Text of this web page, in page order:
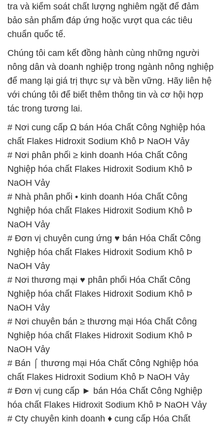
tra và kiểm soát chất lượng nghiêm ngặt để đảm
bảo sản phẩm đáp ứng hoặc vượt qua các tiêu
chuẩn quốc tế.
Chúng tôi cam kết đồng hành cùng những người
nông dân và doanh nghiệp trong ngành nông nghiệp
để mang lại giá trị thực sự và bền vững. Hãy liên hệ
với chúng tôi để biết thêm thông tin và cơ hội hợp
tác trong tương lai.
# Nơi cung cấp Ω bán Hóa Chất Công Nghiệp hóa
chất Flakes Hidroxit Sodium Khô Þ NaOH Vảy
# Nơi phân phối ≥ kinh doanh Hóa Chất Công
Nghiệp hóa chất Flakes Hidroxit Sodium Khô Þ
NaOH Vảy
# Nhà phân phối • kinh doanh Hóa Chất Công
Nghiệp hóa chất Flakes Hidroxit Sodium Khô Þ
NaOH Vảy
# Đơn vị chuyên cung ứng ♥ bán Hóa Chất Công
Nghiệp hóa chất Flakes Hidroxit Sodium Khô Þ
NaOH Vảy
# Nơi thương mại ♥ phân phối Hóa Chất Công
Nghiệp hóa chất Flakes Hidroxit Sodium Khô Þ
NaOH Vảy
# Nơi chuyên bán ≥ thương mại Hóa Chất Công
Nghiệp hóa chất Flakes Hidroxit Sodium Khô Þ
NaOH Vảy
# Bán ⌠ thương mại Hóa Chất Công Nghiệp hóa
chất Flakes Hidroxit Sodium Khô Þ NaOH Vảy
# Đơn vị cung cấp ► bán Hóa Chất Công Nghiệp
hóa chất Flakes Hidroxit Sodium Khô Þ NaOH Vảy
# Cty chuyên kinh doanh ♦ cung cấp Hóa Chất